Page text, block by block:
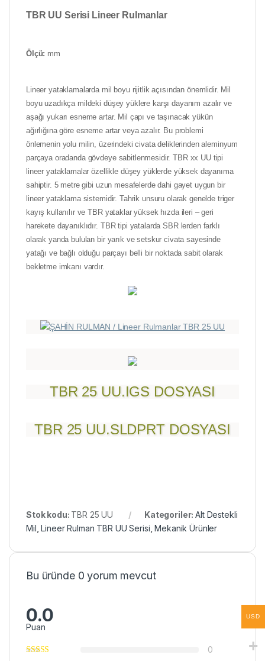
TBR UU Serisi Lineer Rulmanlar
Ölçü: mm
Lineer yataklamalarda mil boyu rijitlik açısından önemlidir. Mil
boyu uzadıkça mildeki düşey yüklere karşı dayanım azalır ve
aşağı yukarı esneme artar. Mil çapı ve taşınacak yükün
ağırlığına göre esneme artar veya azalır. Bu problemi
önlemenin yolu milin, üzerindeki civata deliklerinden aleminyum
parçaya oradanda gövdeye sabitlenmesidir. TBR xx UU tipi
lineer yataklamalar özellikle düşey yüklerde yüksek dayanıma
sahiptir. 5 metre gibi uzun mesafelerde dahi gayet uygun bir
lineer yataklama sistemidir. Tahrik unsuru olarak genelde triger
kayış kullanılır ve TBR yataklar yüksek hızda ileri – geri
harekete dayanıklıdır. TBR tipi yatalarda SBR lerden farklı
olarak yanda bululan bir yarık ve setskur civata sayesinde
yatağı ve bağlı olduğu parçayı belli bir noktada sabit olarak
bekletme imkanı vardır.
TBR 25 UU.IGS DOSYASI
TBR 25 UU.SLDPRT DOSYASI
Stok kodu: TBR 25 UU Kategoriler:Alt Destekli
Mil ,Lineer Rulman TBR UU Serisi ,Mekanik Ürünler
Bu üründe 0 yorum mevcut
0.0
Puan
0
USD